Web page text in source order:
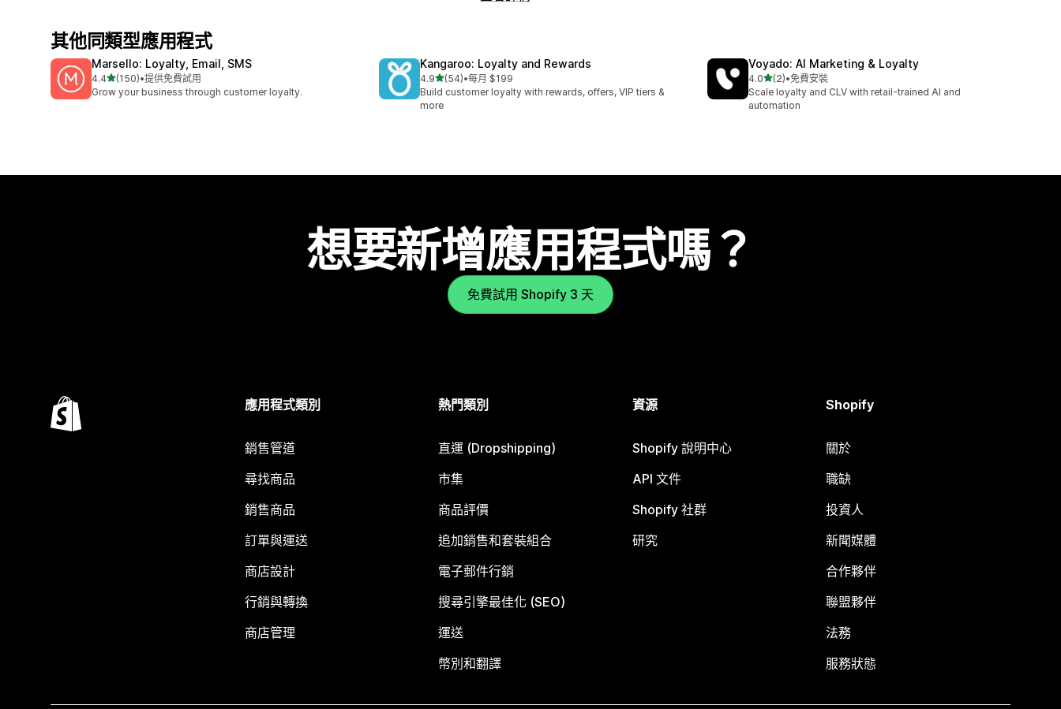
其他同類型應用程式
Marsello: Loyalty, Email, SMS
4.4滿分 5 顆星
(150)
共有 150 則評價
•提供免費試用
Grow your business through customer loyalty.
Kangaroo: Loyalty and Rewards
4.9滿分 5 顆星
(54)
共有 54 則評價
•每月 $199
Build customer loyalty with rewards, offers, VIP tiers &
more
Voyado: AI Marketing & Loyalty
4.0滿分 5 顆星
(2)
共有 2 則評價
•免費安裝
Scale loyalty and CLV with retail-trained AI and
automation
想要新增應用程式嗎？
免費試用 Shopify 3 天
應用程式類別
銷售管道
尋找商品
銷售商品
訂單與運送
商店設計
行銷與轉換
商店管理
熱門類別
直運 (Dropshipping)
市集
商品評價
追加銷售和套裝組合
電子郵件行銷
搜尋引擎最佳化 (SEO)
運送
幣別和翻譯
資源
Shopify 說明中心
API 文件
Shopify 社群
研究
Shopify
關於
職缺
投資人
新聞媒體
合作夥伴
聯盟夥伴
法務
服務狀態